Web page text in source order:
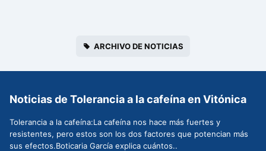
ARCHIVO DE NOTICIAS
Noticias de Tolerancia a la cafeína en Vitónica
Tolerancia a la cafeína:La cafeína nos hace más fuertes y
resistentes, pero estos son los dos factores que potencian más
sus efectos.Boticaria García explica cuántos..